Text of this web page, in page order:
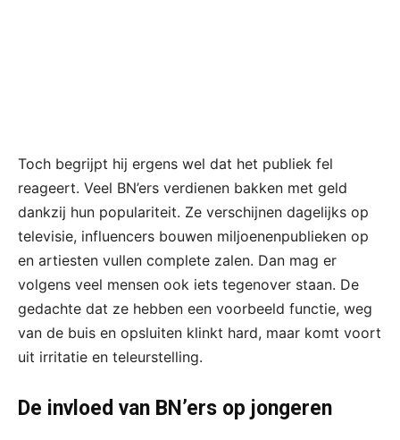
Toch begrijpt hij ergens wel dat het publiek fel
reageert. Veel BN’ers verdienen bakken met geld
dankzij hun populariteit. Ze verschijnen dagelijks op
televisie, influencers bouwen miljoenenpublieken op
en artiesten vullen complete zalen. Dan mag er
volgens veel mensen ook iets tegenover staan. De
gedachte dat ze hebben een voorbeeld functie, weg
van de buis en opsluiten klinkt hard, maar komt voort
uit irritatie en teleurstelling.
De invloed van BN’ers op jongeren